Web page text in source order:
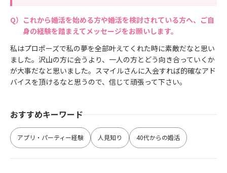
これから婚活を始める方や婚活を検討されている方へ、ご自
身の経験を踏まえてメッセージをお願いします。
私はプロポーズで私の夢を全部叶えてくれた時に素敵だなと思い
ました。沢山の方に会うより、一人の方とどう向き合っていくか
が大事だなと思いました。スマイルさんに入会すれば的確なアド
バイスを頂けるなと思うので、信じて頑張って下さい。
おすすめキーワード
アプリ・パーティー経験 人見知り 40代からの婚活